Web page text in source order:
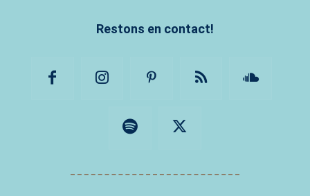
Restons en contact!